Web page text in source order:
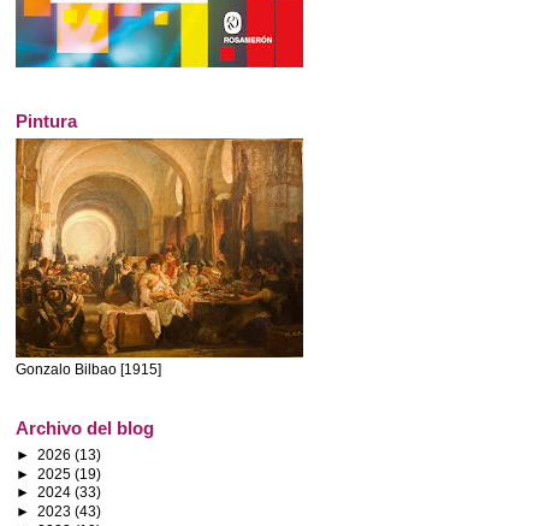
Pintura
Gonzalo Bilbao [1915]
Archivo del blog
► 2026 (13)
► 2025 (19)
► 2024 (33)
► 2023 (43)